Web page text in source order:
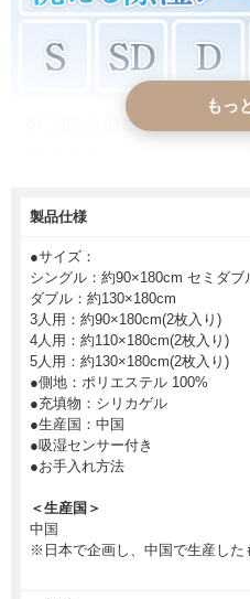
もっ
製品仕様
●サイズ：
シングル：約90×180cm セミダブ
ダブル：約130×180cm
3人用：約90×180cm(2枚入り)
4人用：約110×180cm(2枚入り)
5人用：約130×180cm(2枚入り)
●側地：ポリエステル 100%
●充填物：シリカゲル
●生産国：中国
●吸湿センサー付き
●お手入れ方法
＜生産国＞
中国
※日本で企画し、中国で生産した